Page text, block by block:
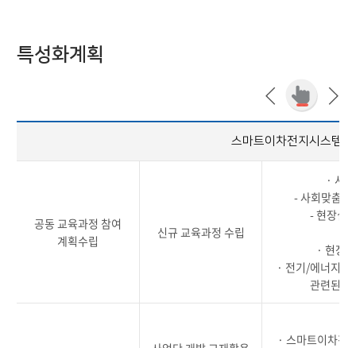
특성화계획
스마트이차전지시스템
공동 교육과정 참여
계획수립
신규 교육과정 수립
· 사
- 사회맞춤
- 현장실
· 현장
· 전기/에너지
관련된
· 스마트이차전